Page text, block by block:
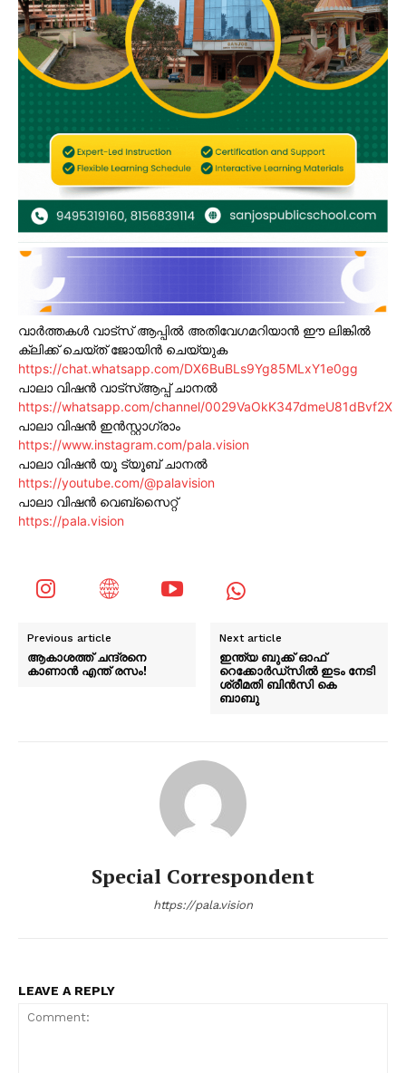
വാർത്തകൾ വാട്സ് ആപ്പിൽ അതിവേഗമറിയാൻ ഈ ലിങ്കിൽ
ക്ലിക്ക് ചെയ്ത് ജോയിൻ ചെയ്യുക
https://chat.whatsapp.com/DX6BuBLs9Yg85MLxY1e0gg
പാലാ വിഷൻ വാട്സ്ആപ്പ് ചാനൽ
https://whatsapp.com/channel/0029VaOkK347dmeU81dBvf2X
പാലാ വിഷൻ ഇൻസ്റ്റാഗ്രാം
https://www.instagram.com/pala.vision
പാലാ വിഷൻ യൂ ട്യൂബ് ചാനൽ
https://youtube.com/@palavision
പാലാ വിഷൻ വെബ്സൈറ്റ്
https://pala.vision
Previous article
ആകാശത്ത് ചന്ദ്രനെ
കാണാൻ എന്ത് രസം!
Next article
ഇന്ത്യ ബുക്ക് ഓഫ്
റെക്കോർഡ്സിൽ ഇടം നേടി
ശ്രീമതി ബിൻസി കെ
ബാബു
Special Correspondent
https://pala.vision
LEAVE A REPLY